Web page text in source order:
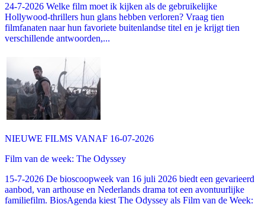
24-7-2026 Welke film moet ik kijken als de gebruikelijke
Hollywood-thrillers hun glans hebben verloren? Vraag tien
filmfanaten naar hun favoriete buitenlandse titel en je krijgt tien
verschillende antwoorden,...
NIEUWE FILMS VANAF 16-07-2026
Film van de week: The Odyssey
15-7-2026 De bioscoopweek van 16 juli 2026 biedt een gevarieerd
aanbod, van arthouse en Nederlands drama tot een avontuurlijke
familiefilm. BiosAgenda kiest The Odyssey als Film van de Week: